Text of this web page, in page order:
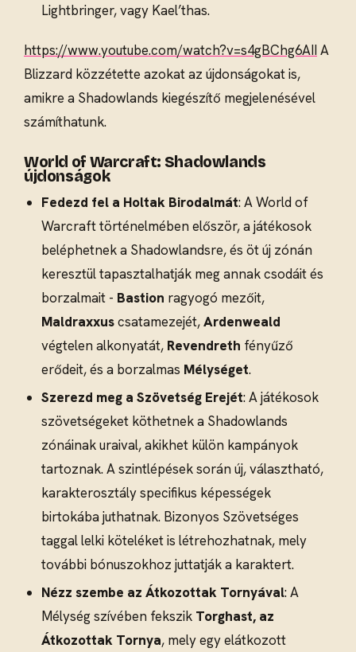
Lightbringer, vagy Kael’thas.
https://www.youtube.com/watch?v=s4gBChg6AIIA
Blizzard közzétette azokat az újdonságokat is,
amikre a Shadowlands kiegészítő megjelenésével
számíthatunk.
World of Warcraft: Shadowlands
újdonságok
Fedezd fel a Holtak Birodalmát: A World of
Warcraft történelmében először, a játékosok
beléphetnek a Shadowlandsre, és öt új zónán
keresztül tapasztalhatják meg annak csodáit és
borzalmait - Bastion ragyogó mezőit,
Maldraxxuscsatamezejét,Ardenweald
végtelen alkonyatát, Revendreth fényűző
erődeit, és a borzalmas Mélységet.
Szerezd meg a Szövetség Erejét: A játékosok
szövetségeket köthetnek a Shadowlands
zónáinak uraival, akikhet külön kampányok
tartoznak. A szintlépések során új, választható,
karakterosztály specifikus képességek
birtokába juthatnak. Bizonyos Szövetséges
taggal lelki köteléket is létrehozhatnak, mely
további bónuszokhoz juttatják a karaktert.
Nézz szembe az Átkozottak Tornyával: A
Mélység szívében fekszik Torghast, az
Átkozottak Tornya, mely egy elátkozott